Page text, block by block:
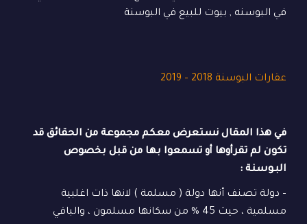
في البوسنه , بيوت للبيع في البوسنة
عقارات البوسنة 2018 – 2019
في هذا المقال نستعرض معكم مجموعة من الحقائق قد
تكون لم تقرأوها أو تسمعوا بها من قبل بخصوص
البـوسنة :
– دولة تصنف أنها دولة ( مسلمة ) لانها ذات اغلبية
مسلمية ، حيث 45 % من سكانها مسلمون ، والباقي